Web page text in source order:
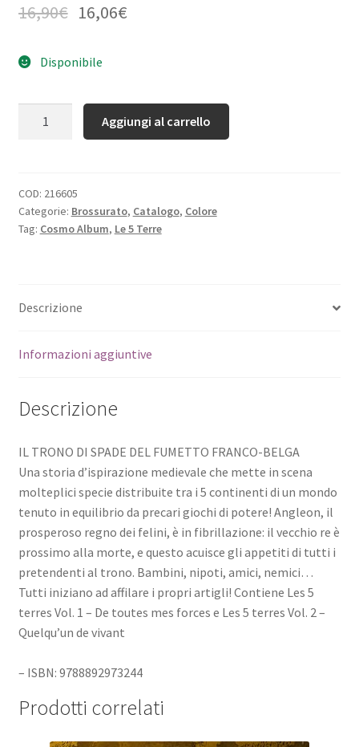
16,90€ 16,06€
Disponibile
Aggiungi al carrello
COD: 216605
Categorie: Brossurato, Catalogo, Colore
Tag: Cosmo Album, Le 5 Terre
Descrizione
Informazioni aggiuntive
Descrizione
IL TRONO DI SPADE DEL FUMETTO FRANCO-BELGA
Una storia d’ispirazione medievale che mette in scena
molteplici specie distribuite tra i 5 continenti di un mondo
tenuto in equilibrio da precari giochi di potere! Angleon, il
prosperoso regno dei felini, è in fibrillazione: il vecchio re è
prossimo alla morte, e questo acuisce gli appetiti di tutti i
pretendenti al trono. Bambini, nipoti, amici, nemici…
Tutti iniziano ad affilare i propri artigli! Contiene Les 5
terres Vol. 1 – De toutes mes forces e Les 5 terres Vol. 2 –
Quelqu’un de vivant
– ISBN: 9788892973244
Prodotti correlati